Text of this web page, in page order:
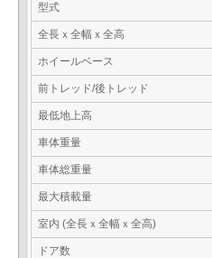
型式
全長ｘ全幅ｘ全高
ホイールベース
前トレッド/後トレッド
最低地上高
車体重量
車体総重量
最大積載量
室内 (全長ｘ全幅ｘ全高)
ドア数